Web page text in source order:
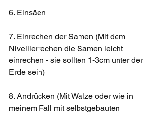
6. Einsäen
7. Einrechen der Samen (Mit dem
Nivellierrechen die Samen leicht
einrechen - sie sollten 1-3cm unter der
Erde sein)
8. Andrücken (Mit Walze oder wie in
meinem Fall mit selbstgebauten